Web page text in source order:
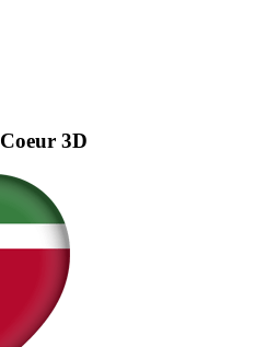
Coeur 3D